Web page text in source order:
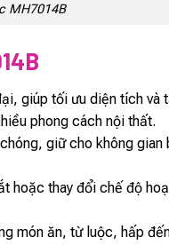
MH7014B
giúp tối ưu diện tích
phong cách nội thất.
giữ cho không
hoặc thay đổi chế độ
món ăn, từ luộc, hấp